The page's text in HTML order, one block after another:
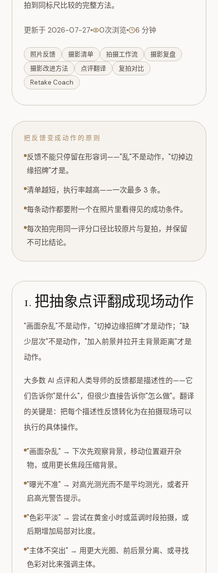
拍到同标尺比较的完整方法。
更新于 2026-07-27 0次浏览 6 分钟
照片反馈 摄影清单 拍摄工作流
摄影复盘
摄影改进方法
点评翻译
复拍对比
Retake Coach
把反馈变成动作的原则
反馈不能只停留在形容词——"乱"不是动作，"切掉边
缘招牌"才是。
清单越短，执行率越高——一次最多 3 条。
每条动作都要附一个在照片里看得见的成功条件。
每次拍完用同一评分口径比较原片与复拍，并保留
不可比结论。
1. 把抽象点评翻成现场动作
"画面杂乱"不是动作，"切掉边缘招牌"才是动作；"缺
少层次"不是动作，"加入前景并拉开主背景距离"才是
动作。
大多数 AI 点评和人类导师的反馈都是描述性的——它
们告诉你"是什么"，但很少直接告诉你"怎么做"。翻译
的关键是：把每个描述性反馈转化为在拍摄现场可以
执行的具体操作。
"画面杂乱" → 下次先观察背景，移动位置避开杂
物，或用更长焦段压缩背景。
"曝光不准" → 对高光测光而不是平均测光，或者开
启高光警告提示。
"色彩平淡" → 尝试在黄金小时或蓝调时段拍摄，或
后期增加局部对比度。
"主体不突出" → 用更大光圈、前后景分离、或寻找
色彩对比来强调主体。